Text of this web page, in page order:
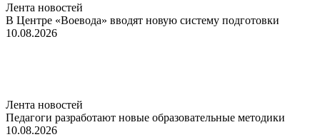
Лента новостей
В Центре «Воевода» вводят новую систему подготовки
10.08.2026
Лента новостей
Педагоги разработают новые образовательные методики
10.08.2026